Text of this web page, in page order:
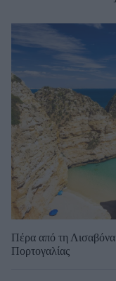
Πέρα από τη
Πορτογαλίας